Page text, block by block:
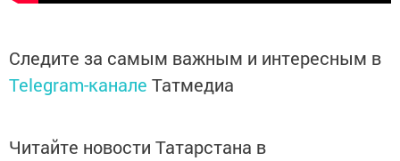
Следите за самым важным и интересным в
Telegram-канале Татмедиа
Читайте новости Татарстана в